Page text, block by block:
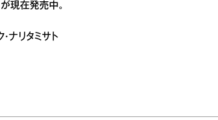
現在発売中。
ナリタミサト